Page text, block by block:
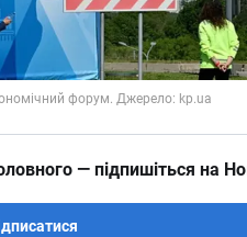
— підпишіться на